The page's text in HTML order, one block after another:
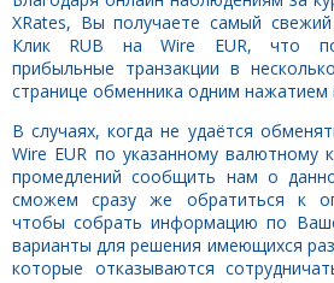
XRates, Вы получаете самый
Клик RUB на Wire EUR, что
прибыльные транзакции в
странице обменника одним нажатием
В случаях, когда не удаётся
Wire EUR по указанному валютному
промедлений сообщить нам о
сможем сразу же обратиться к
чтобы собрать информацию по
варианты для решения имеющихся
которые отказываются